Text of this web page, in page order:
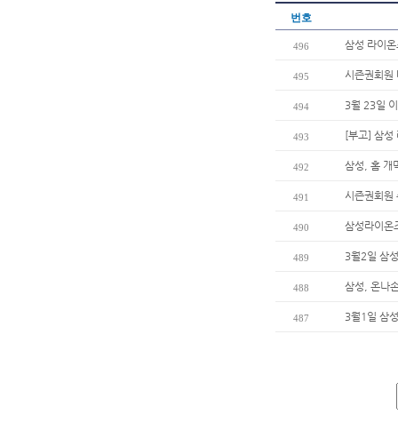
번호
496 삼성 라이
495 시즌권회원
494 3월 23일
493 [부고] 삼성
492 삼성, 홈 개
491 시즌권회원
490 삼성라이온
489 3월2일 삼
488 삼성, 온나
487 3월1일 삼